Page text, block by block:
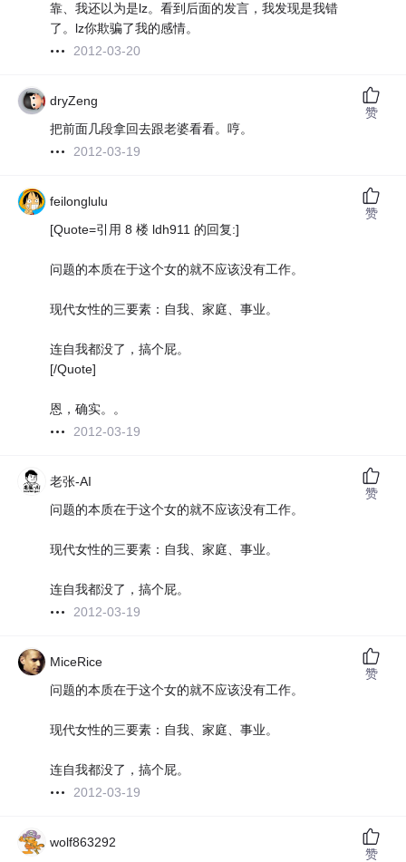
靠、我还以为是lz。看到后面的发言，我发现是我错
了。lz你欺骗了我的感情。
2012-03-20
dryZeng
把前面几段拿回去跟老婆看看。哼。
2012-03-19
赞
feilonglulu
[Quote=引用 8 楼 ldh911 的回复:]
问题的本质在于这个女的就不应该没有工作。
现代女性的三要素：自我、家庭、事业。
连自我都没了，搞个屁。
[/Quote]
恩，确实。。
2012-03-19
赞
老张-AI
问题的本质在于这个女的就不应该没有工作。
现代女性的三要素：自我、家庭、事业。
连自我都没了，搞个屁。
2012-03-19
赞
MiceRice
问题的本质在于这个女的就不应该没有工作。
现代女性的三要素：自我、家庭、事业。
连自我都没了，搞个屁。
2012-03-19
赞
wolf863292
赞